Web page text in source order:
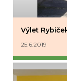
Výlet
25.6.2019